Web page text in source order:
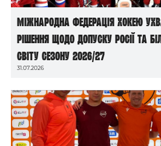
Міжнародна федерація хокею
рішення щодо допуску росії та
світу сезону 2026/27
31.07.2026